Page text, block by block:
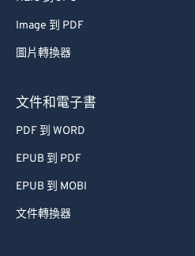
Image 到 PDF
圖片轉換器
文件和電子書
PDF 到 WORD
EPUB 到 PDF
EPUB 到 MOBI
文件轉換器